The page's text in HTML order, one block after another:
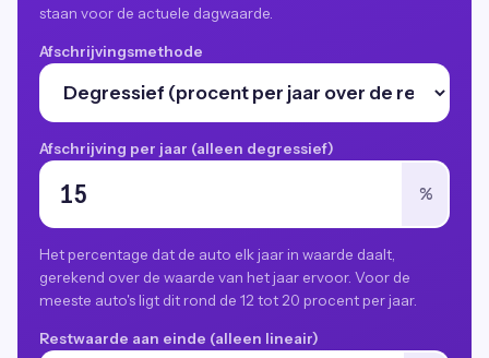
staan voor de actuele dagwaarde.
Afschrijvingsmethode
Afschrijving per jaar (alleen degressief)
%
Het percentage dat de auto elk jaar in waarde daalt,
gerekend over de waarde van het jaar ervoor. Voor de
meeste auto's ligt dit rond de 12 tot 20 procent per jaar.
Restwaarde aan einde (alleen lineair)